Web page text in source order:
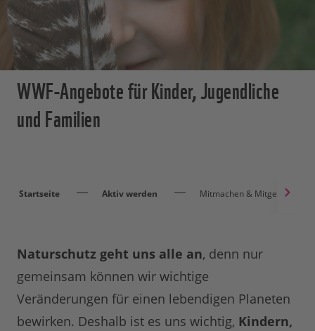
WWF-Angebote für Kinder, Jugendliche
und Familien
Startseite Aktiv werden Mitmachen & Mitgestalten
Naturschutz geht uns alle an, denn nur
gemeinsam können wir wichtige
Veränderungen für einen lebendigen Planeten
bewirken. Deshalb ist es uns wichtig, Kindern,